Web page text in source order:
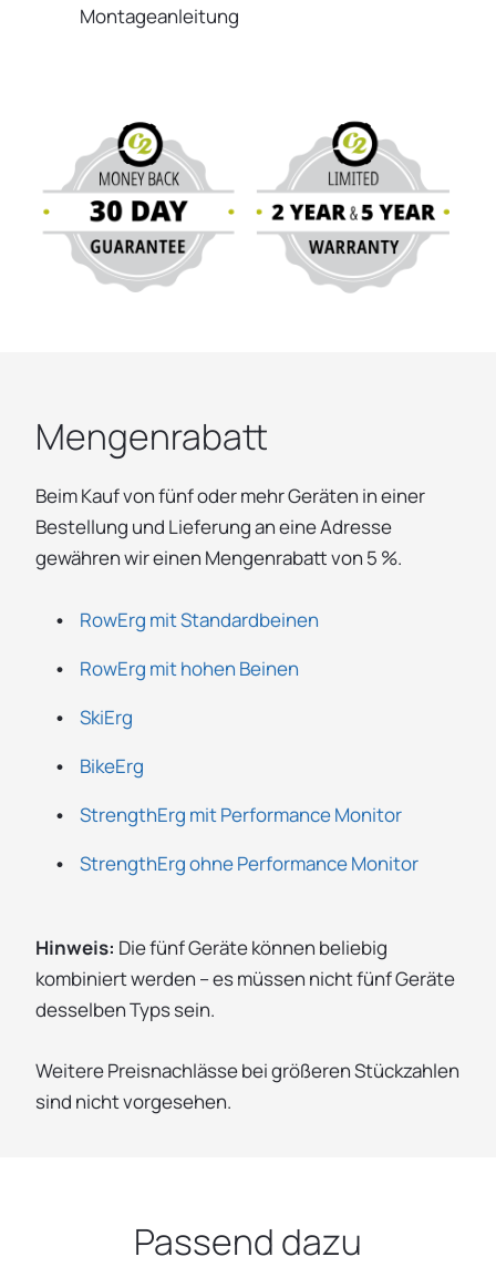
Montageanleitung
Mengenrabatt
Beim Kauf von fünf oder mehr Geräten in einer
Bestellung und Lieferung an eine Adresse
gewähren wir einen Mengenrabatt von 5 %.
RowErg mit Standardbeinen
RowErg mit hohen Beinen
SkiErg
BikeErg
StrengthErg mit Performance Monitor
StrengthErg ohne Performance Monitor
Hinweis: Die fünf Geräte können beliebig
kombiniert werden – es müssen nicht fünf Geräte
desselben Typs sein.
Weitere Preisnachlässe bei größeren Stückzahlen
sind nicht vorgesehen.
Passend dazu